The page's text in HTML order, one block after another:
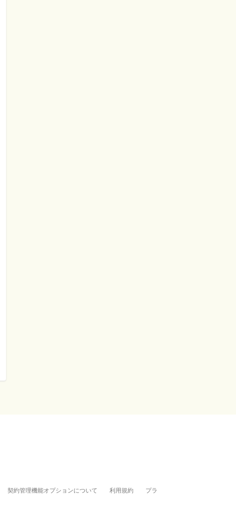
契約管理機能オプションについて 利用規約
プラ